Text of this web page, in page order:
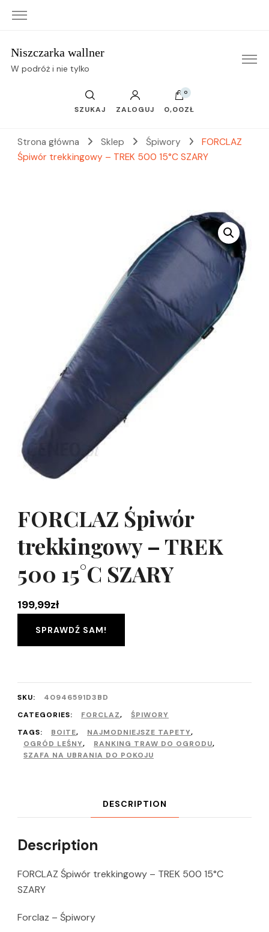
Niszczarka wallner
W podróż i nie tylko
SZUKAJ ZALOGUJ
0
0,00ZŁ
Strona główna Sklep Śpiwory
FORCLAZ
Śpiwór trekkingowy – TREK 500 15°C SZARY
FORCLAZ Śpiwór
trekkingowy – TREK
500 15°C SZARY
199,99zł
SPRAWDŹ SAM!
SKU:
40946591D3BD
CATEGORIES:
FORCLAZ,
ŚPIWORY
TAGS:
BOITE, NAJMODNIEJSZE TAPETY,
OGRÓD LEŚNY, RANKING TRAW DO OGRODU,
SZAFA NA UBRANIA DO POKOJU
DESCRIPTION
Description
FORCLAZ Śpiwór trekkingowy – TREK 500 15°C
SZARY
Forclaz – Śpiwory